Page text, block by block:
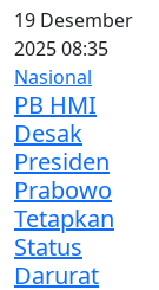
19 Desember
2025 08:35
Nasional
PB HMI
Desak
Presiden
Prabowo
Tetapkan
Status
Darurat